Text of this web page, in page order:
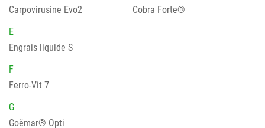
Carpovirusine Evo2
Cobra Forte®
E
Engrais liquide S
F
Ferro-Vit 7
G
Goëmar® Opti